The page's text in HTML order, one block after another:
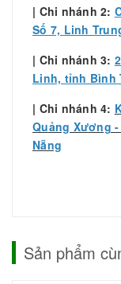
| Chi nhánh 2:
Số 7, Linh
| Chi nhánh 3:
Linh, tỉnh Bình
| Chi nhánh 4:
Quảng Xương -
Nẵng
Sản phẩm